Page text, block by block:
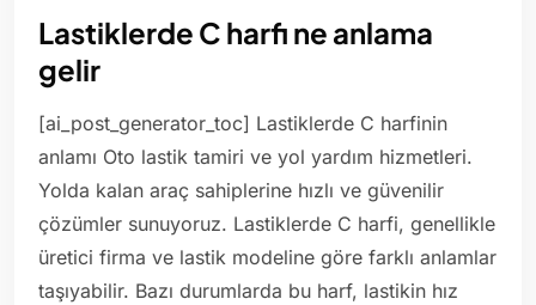
Lastiklerde C harfi ne anlama
gelir
[ai_post_generator_toc] Lastiklerde C harfinin
anlamı Oto lastik tamiri ve yol yardım hizmetleri.
Yolda kalan araç sahiplerine hızlı ve güvenilir
çözümler sunuyoruz. Lastiklerde C harfi, genellikle
üretici firma ve lastik modeline göre farklı anlamlar
taşıyabilir. Bazı durumlarda bu harf, lastikin hız